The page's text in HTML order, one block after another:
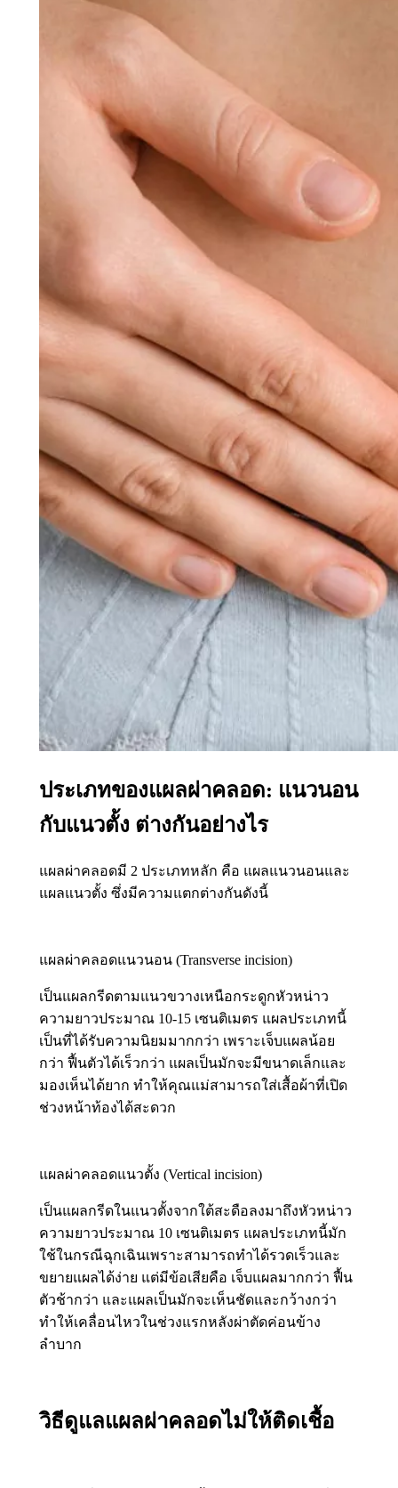
ประเภทของแผลผ่าคลอด: แนวนอน
กับแนวตั้ง ต่างกันอย่างไร
แผลผ่าคลอดมี 2 ประเภทหลัก คือ แผลแนวนอนและ
แผลแนวตั้ง ซึ่งมีความแตกต่างกันดังนี้
แผลผ่าคลอดแนวนอน (Transverse incision)
เป็นแผลกรีดตามแนวขวางเหนือกระดูกหัวหน่าว
ความยาวประมาณ 10-15 เซนติเมตร แผลประเภทนี้
เป็นที่ได้รับความนิยมมากกว่า เพราะเจ็บแผลน้อย
กว่า ฟื้นตัวได้เร็วกว่า แผลเป็นมักจะมีขนาดเล็กและ
มองเห็นได้ยาก ทำให้คุณแม่สามารถใส่เสื้อผ้าที่เปิด
ช่วงหน้าท้องได้สะดวก
แผลผ่าคลอดแนวตั้ง (Vertical incision)
เป็นแผลกรีดในแนวตั้งจากใต้สะดือลงมาถึงหัวหน่าว
ความยาวประมาณ 10 เซนติเมตร แผลประเภทนี้มัก
ใช้ในกรณีฉุกเฉินเพราะสามารถทำได้รวดเร็วและ
ขยายแผลได้ง่าย แต่มีข้อเสียคือ เจ็บแผลมากกว่า ฟื้น
ตัวช้ากว่า และแผลเป็นมักจะเห็นชัดและกว้างกว่า
ทำให้เคลื่อนไหวในช่วงแรกหลังผ่าตัดค่อนข้าง
ลำบาก
วิธีดูแลแผลผ่าคลอดไม่ให้ติดเชื้อ